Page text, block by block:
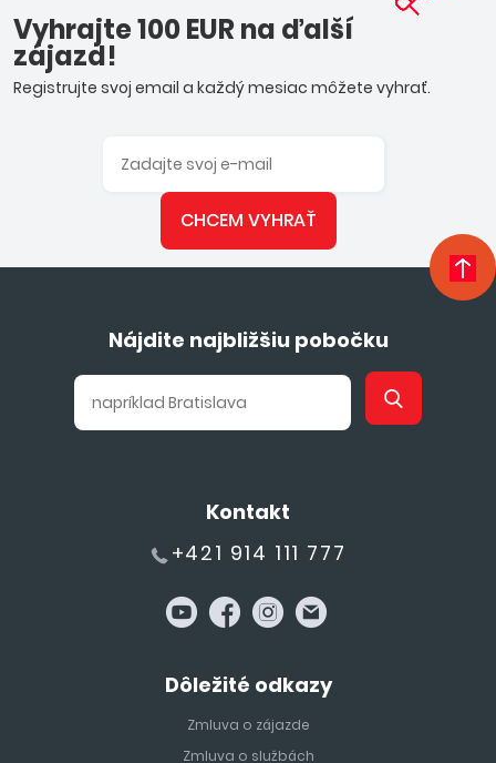
Vyhrajte 100 EUR na ďalší
zájazd!
Registrujte svoj email a každý mesiac môžete vyhrať.
CHCEM VYHRAŤ
Nájdite najbližšiu pobočku
Kontakt
+421 914 111 777
Dôležité odkazy
Zmluva o zájazde
Zmluva o službách